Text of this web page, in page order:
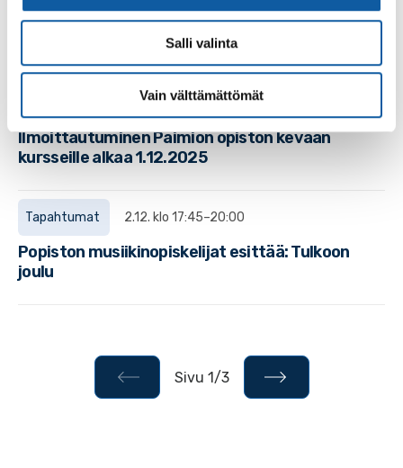
Salli valinta
Vain välttämättömät
Heikki Nurmion muistolaatta ja jaettiin
jääkäriperinnemitaleja
17.11.2025
Ilmoittautuminen Paimion opiston kevään
kursseille alkaa 1.12.2025
Tapahtumat 2.12. klo 17:45–20:00
Popiston musiikinopiskelijat esittää: Tulkoon
joulu
Sivu 1/3